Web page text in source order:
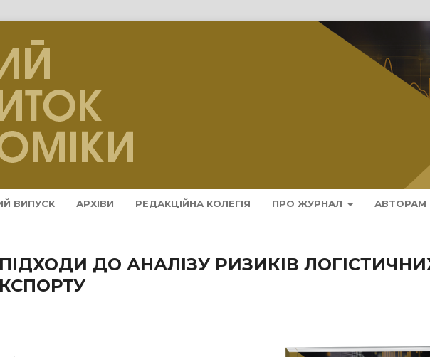
ВИПУСК АРХІВИ РЕДАКЦІЙНА КОЛЕГІЯ ПРО ЖУРНАЛ АВТОРАМ
ДО АНАЛІЗУ РИЗИКІВ